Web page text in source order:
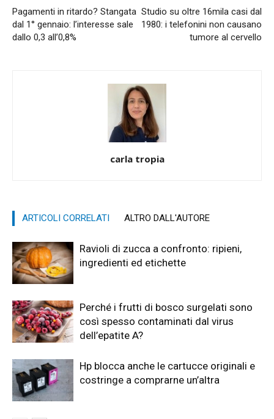
Pagamenti in ritardo? Stangata
dal 1° gennaio: l’interesse sale
dallo 0,3 all’0,8%
Studio su oltre 16mila casi dal
1980: i telefonini non causano
tumore al cervello
carla tropia
ARTICOLI CORRELATI ALTRO DALL'AUTORE
Ravioli di zucca a confronto: ripieni,
ingredienti ed etichette
Perché i frutti di bosco surgelati sono
così spesso contaminati dal virus
dell’epatite A?
Hp blocca anche le cartucce originali e
costringe a comprarne un’altra